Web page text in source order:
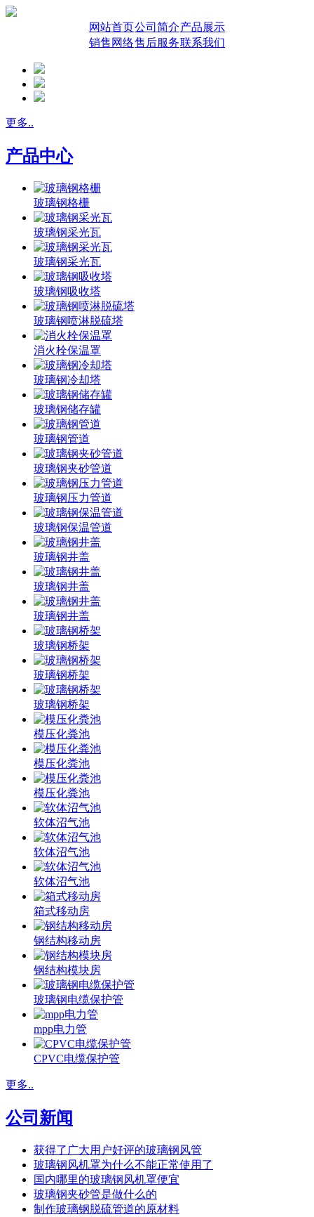
网站首页公司简介产品展示
销售网络售后服务联系我们
更多..
产品中心
玻璃钢格栅
玻璃钢采光瓦
玻璃钢采光瓦
玻璃钢吸收塔
玻璃钢喷淋脱硫塔
消火栓保温罩
玻璃钢冷却塔
玻璃钢储存罐
玻璃钢管道
玻璃钢夹砂管道
玻璃钢压力管道
玻璃钢保温管道
玻璃钢井盖
玻璃钢井盖
玻璃钢井盖
玻璃钢桥架
玻璃钢桥架
玻璃钢桥架
模压化粪池
模压化粪池
模压化粪池
软体沼气池
软体沼气池
软体沼气池
箱式移动房
钢结构移动房
钢结构模块房
玻璃钢电缆保护管
mpp电力管
CPVC电缆保护管
更多..
公司新闻
获得了广大用户好评的玻璃钢风管
玻璃钢风机罩为什么不能正常使用了
国内哪里的玻璃钢风机罩便宜
玻璃钢夹砂管是做什么的
制作玻璃钢脱硫管道的原材料